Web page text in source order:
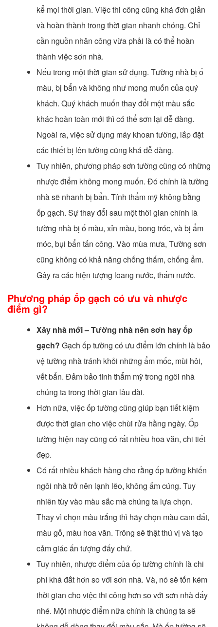
kể mọi thời gian. Việc thi công cũng khá đơn giản
và hoàn thành trong thời gian nhanh chóng. Chỉ
cần nguồn nhân công vừa phải là có thể hoàn
thành việc sơn nhà.
Nếu trong một thời gian sử dụng. Tường nhà bị ố
màu, bị bẩn và không như mong muốn của quý
khách. Quý khách muốn thay đổi một màu sắc
khác hoàn toàn mới thì có thể sơn lại dễ dàng.
Ngoài ra, việc sử dụng máy khoan tường, lắp đặt
các thiết bị lên tường cũng khá dễ dàng.
Tuy nhiên, phương pháp sơn tường cũng có những
nhược điểm không mong muốn. Đó chính là tường
nhà sẽ nhanh bị bẩn. Tính thẩm mỹ không bằng
ốp gạch. Sự thay đổi sau một thời gian chính là
tường nhà bị ố màu, xỉn màu, bong tróc, và bị ẩm
móc, bụi bẩn tấn công. Vào mùa mưa, Tường sơn
cũng không có khả năng chống thấm, chống ẩm.
Gây ra các hiện tượng loang nước, thấm nước.
Phương pháp ốp gạch có ưu và nhược
điểm gì?
Xây nhà mới – Tường nhà nên sơn hay ốp
gạch? Gạch ốp tường có ưu điểm lớn chính là bảo
vệ tường nhà tránh khỏi những ẩm mốc, mùi hôi,
vết bẩn. Đảm bảo tính thẩm mỹ trong ngôi nhà
chúng ta trong thời gian lâu dài.
Hơn nữa, việc ốp tường cũng giúp bạn tiết kiệm
được thời gian cho việc chùi rửa hằng ngày. Ốp
tường hiện nay cũng có rất nhiều hoa văn, chi tiết
đẹp.
Có rất nhiều khách hàng cho rằng ốp tường khiến
ngôi nhà trở nên lạnh lẽo, không ấm cúng. Tuy
nhiên tùy vào màu sắc mà chúng ta lựa chọn.
Thay vì chọn màu trắng thì hãy chọn màu cam đất,
màu gỗ, màu hoa văn. Trông sẽ thật thú vị và tạo
cảm giác ấn tượng đấy chứ.
Tuy nhiên, nhược điểm của ốp tường chính là chi
phí khá đắt hơn so với sơn nhà. Và, nó sẽ tốn kém
thời gian cho việc thi công hơn so với sơn nhà đấy
nhé. Một nhược điểm nữa chính là chúng ta sẽ